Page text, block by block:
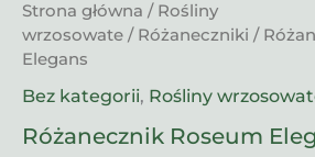
Strona główna / Rośliny
wrzosowate / Różaneczniki /
Elegans
Bez kategorii, Rośliny
Różanecznik Roseum